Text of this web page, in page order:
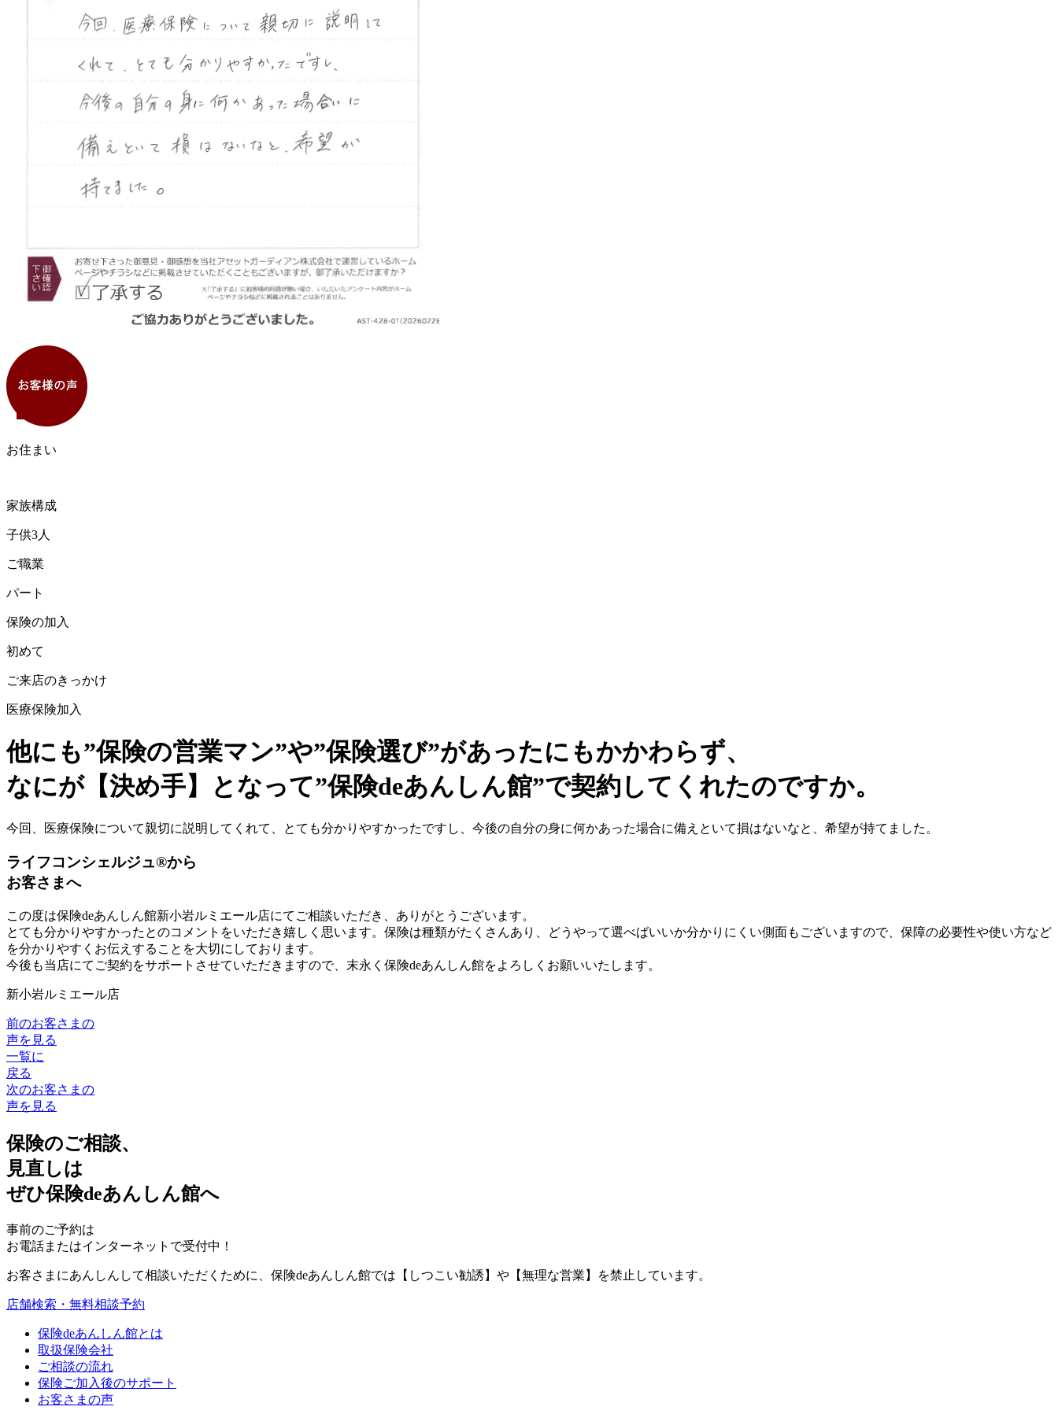
お住まい
家族構成
子供3人
ご職業
パート
保険の加入
初めて
ご来店のきっかけ
医療保険加入
他にも”保険の営業マン”や”保険選び”があったにもかかわらず、
なにが【決め手】となって”保険deあんしん館”で契約してくれたのですか。
今回、医療保険について親切に説明してくれて、とても分かりやすかったですし、今後の自分の身に何かあった場合に備えといて損はないなと、希望が持てました。
ライフコンシェルジュ®から
お客さまへ
この度は保険deあんしん館新小岩ルミエール店にてご相談いただき、ありがとうございます。
とても分かりやすかったとのコメントをいただき嬉しく思います。保険は種類がたくさんあり、どうやって選べばいいか分かりにくい側面もございますので、保障の必要性や使い方など
を分かりやすくお伝えすることを大切にしております。
今後も当店にてご契約をサポートさせていただきますので、末永く保険deあんしん館をよろしくお願いいたします。
新小岩ルミエール店
前のお客さまの
声を見る
一覧に
戻る
次のお客さまの
声を見る
保険のご相談、
見直しは
ぜひ保険deあんしん館へ
事前のご予約は
お電話またはインターネットで受付中！
お客さまにあんしんして相談いただくために、保険deあんしん館では【しつこい勧誘】や【無理な営業】を禁止しています。
店舗検索・無料相談予約
保険deあんしん館とは
取扱保険会社
ご相談の流れ
保険ご加入後のサポート
お客さまの声